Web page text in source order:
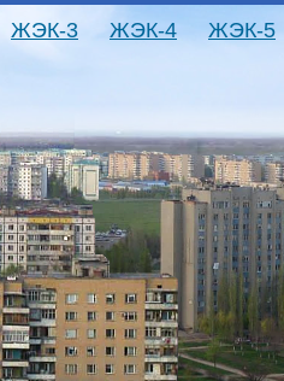
ЖЭК-3 ЖЭК-4 ЖЭК-5